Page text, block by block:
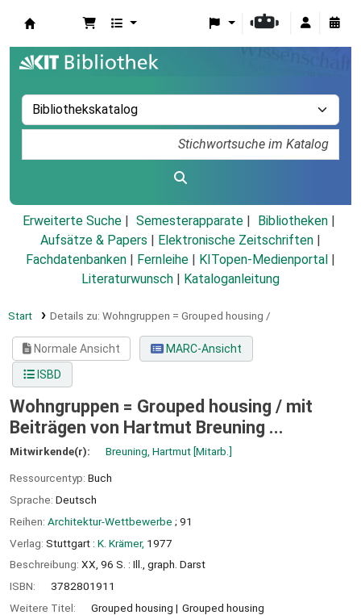
Erweiterte Suche Semesterapparate
Bibliotheken
Aufsätze & Papers
Elektronische Zeitschriften
Fachdatenbanken
Fernleihe KITopen-Medienportal
Literaturwunsch
Kataloganleitung
Start Details zu: Wohngruppen = Grouped housing /
Normale Ansicht
MARC-Ansicht
ISBD
Wohngruppen = Grouped housing / mit
Beiträgen von Hartmut Breuning ...
Mitwirkende(r): Breuning, Hartmut [Mitarb.]
Ressourcentyp: Buch
Sprache: Deutsch
Reihen: Architektur-Wettbewerbe ; 91
Verlag: Stuttgart : K. Krämer, 1977
Beschreibung: XX, 96 S. : Ill., graph. Darst
ISBN:
3782801911
Weitere Titel:
Grouped housing
Grouped housing